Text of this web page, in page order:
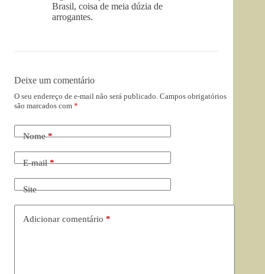
Brasil, coisa de meia dúzia de
arrogantes.
Deixe um comentário
O seu endereço de e-mail não será publicado. Campos obrigatórios
são marcados com *
Nome*
E-mail*
Site
Adicionar comentário *